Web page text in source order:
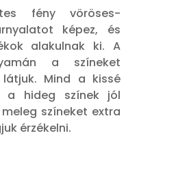
fény vöröses-
képez, és
alakulnak ki. A
a színeket
Mind a kissé
a hideg színek jól
színeket extra
érzékelni.